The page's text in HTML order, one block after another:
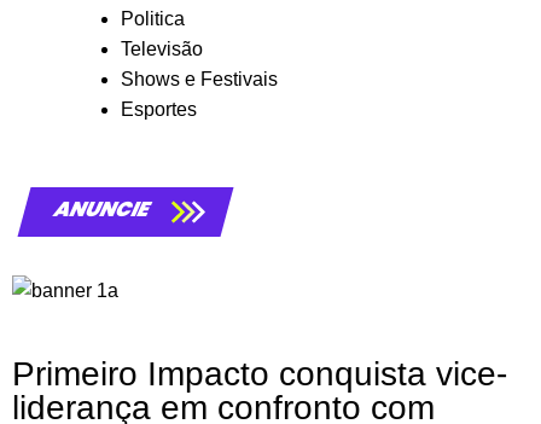
Politica
Televisão
Shows e Festivais
Esportes
ANUNCIE
Primeiro Impacto conquista vice-
liderança em confronto com